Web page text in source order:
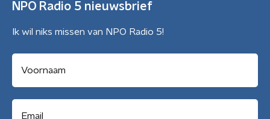
NPO Radio 5 nieuwsbrief
Ik wil niks missen van NPO Radio 5!